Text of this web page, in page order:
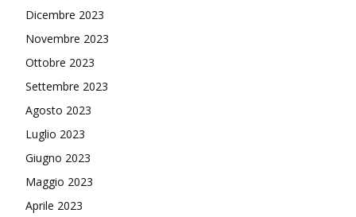
Dicembre 2023
Novembre 2023
Ottobre 2023
Settembre 2023
Agosto 2023
Luglio 2023
Giugno 2023
Maggio 2023
Aprile 2023